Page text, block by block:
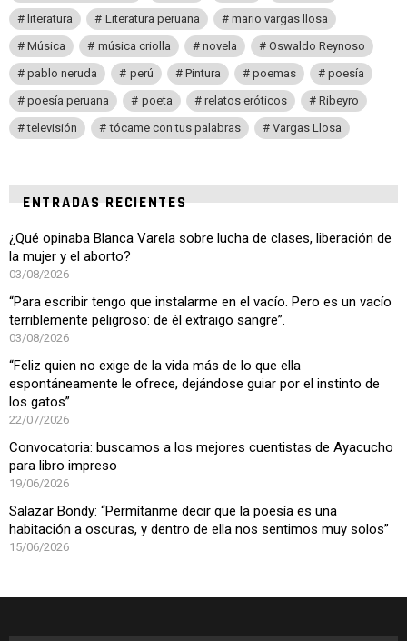
literatura
Literatura peruana
mario vargas llosa
Música
música criolla novela
Oswaldo Reynoso
pablo neruda
perú Pintura poemas
poesía
poesía peruana
poeta relatos eróticos
Ribeyro
televisión
tócame con tus palabras Vargas Llosa
ENTRADAS RECIENTES
¿Qué opinaba Blanca Varela sobre lucha de clases, liberación de
la mujer y el aborto?
03/08/2026
“Para escribir tengo que instalarme en el vacío. Pero es un vacío
terriblemente peligroso: de él extraigo sangre”.
03/08/2026
“Feliz quien no exige de la vida más de lo que ella
espontáneamente le ofrece, dejándose guiar por el instinto de
los gatos”
22/07/2026
Convocatoria: buscamos a los mejores cuentistas de Ayacucho
para libro impreso
19/06/2026
Salazar Bondy: “Permítanme decir que la poesía es una
habitación a oscuras, y dentro de ella nos sentimos muy solos”
15/06/2026